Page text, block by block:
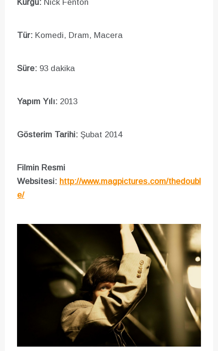
Kurgu: Nick Fenton
Tür: Komedi, Dram, Macera
Süre: 93 dakika
Yapım Yılı: 2013
Gösterim Tarihi: Şubat 2014
Filmin Resmi
Websitesi: http://www.magpictures.com/thedoubl
e/